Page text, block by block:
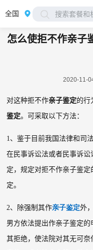
全国 搜索套餐和
怎么使拒不作亲子
2020-11-
对这种拒不作亲子鉴定的行
鉴定。可采取以下方法：
1、鉴于目前我国法律和司
在民事诉讼法或者民事诉
定，规定对拒不作亲子鉴
定。
2、除强制其作亲子鉴定外
男方依法提出作亲子鉴定
其拒绝，使法院对其无可